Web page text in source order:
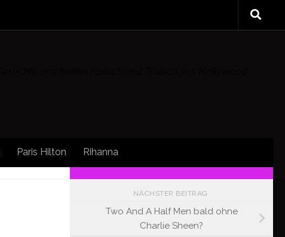
Paris Hilton Rihanna
NÄCHSTER BEITRAG
Two And A Half Men bald ohne
Charlie Sheen?